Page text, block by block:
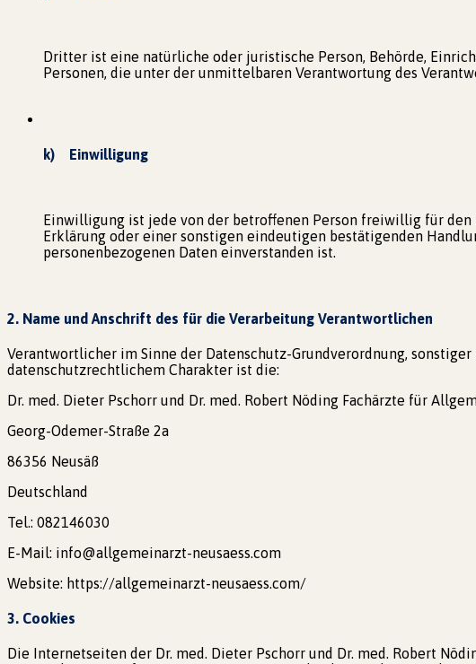
Dritter ist eine natürliche oder juristische Person, Behörde,
Personen, die unter der unmittelbaren Verantwortung des
k) Einwilligung
Einwilligung ist jede von der betroffenen Person freiwillig für
Erklärung oder einer sonstigen eindeutigen bestätigenden
personenbezogenen Daten einverstanden ist.
2. Name und Anschrift des für die Verarbeitung Verantwortlichen
Verantwortlicher im Sinne der Datenschutz-Grundverordnung,
datenschutzrechtlichem Charakter ist die:
Dr. med. Dieter Pschorr und Dr. med. Robert Nöding Fachärzte für
Georg-Odemer-Straße 2a
86356 Neusäß
Deutschland
Tel.: 082146030
E-Mail: info@allgemeinarzt-neusaess.com
Website: https://allgemeinarzt-neusaess.com/
3. Cookies
Die Internetseiten der Dr. med. Dieter Pschorr und Dr. med. Robert